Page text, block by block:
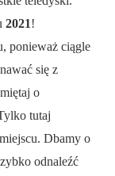
2021!
ponieważ ciągle
się z
o
tutaj
Dbamy o
odnaleźć